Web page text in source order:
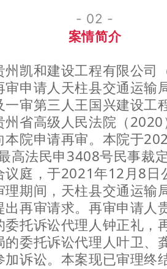
- 02 -
案情简介
州凯和建设工程有限公司
审申请人天柱县交通运输
一审第三人王国兴建设工
州省高级人民法院（
本院申请再审。本院于
高法民申3408号民事裁
议庭，于2021年12月8日
理期间，天柱县交通运输
出再审请求。再审申请人
委托诉讼代理人钟正礼，
的委托诉讼代理人叶卫、
加诉讼。本案现已审理终